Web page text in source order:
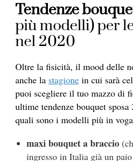
Tendenze
più modelli) per
nel 2020
Oltre la fisicità, il mood delle
anche la stagione in cui sarà
puoi scegliere il tuo mazzo di
ultime tendenze bouquet
quali sono i modelli più in
maxi bouquet a braccio
ingresso in Italia già un